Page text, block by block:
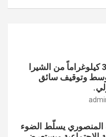
إحباط تهريب 350 كيلوغراماً من الشيرا
وتوقيف سائق
المنصوري يسلّط الضوء